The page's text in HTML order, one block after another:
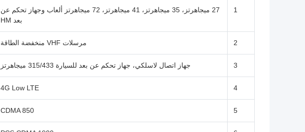
1
27 ميجاهرتز، 35 ميجاهرتز، 41 ميجاهرتز، 72 ميجاهرتز ألعاب وجهاز تحكم عن
بعد HM
2 مرسلات VHF منخفضة الطاقة
3 جهاز اتصال لاسلكي، جهاز تحكم عن بعد للسيارة 315/433 ميجاهرتز
4
4G Low LTE
5
CDMA 850